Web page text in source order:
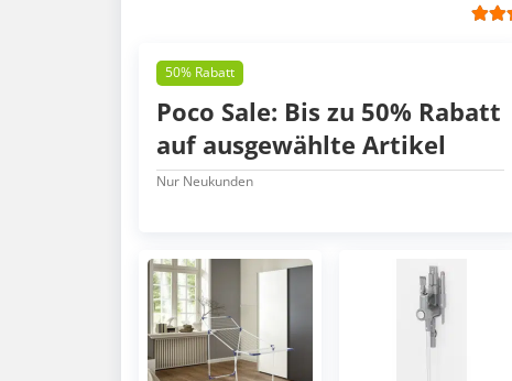
50% Rabatt
Poco Sale: Bis zu 50% Rabatt
auf ausgewählte Artikel
Nur Neukunden